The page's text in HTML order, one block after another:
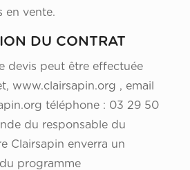
en vente.
DU CONTRAT
devis peut être effectuée
www.clairsapin.org , email
téléphone : 03 29 50
du responsable du
Clairsapin enverra un
programme